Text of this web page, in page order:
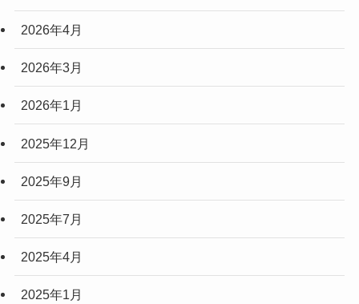
2026年4月
2026年3月
2026年1月
2025年12月
2025年9月
2025年7月
2025年4月
2025年1月